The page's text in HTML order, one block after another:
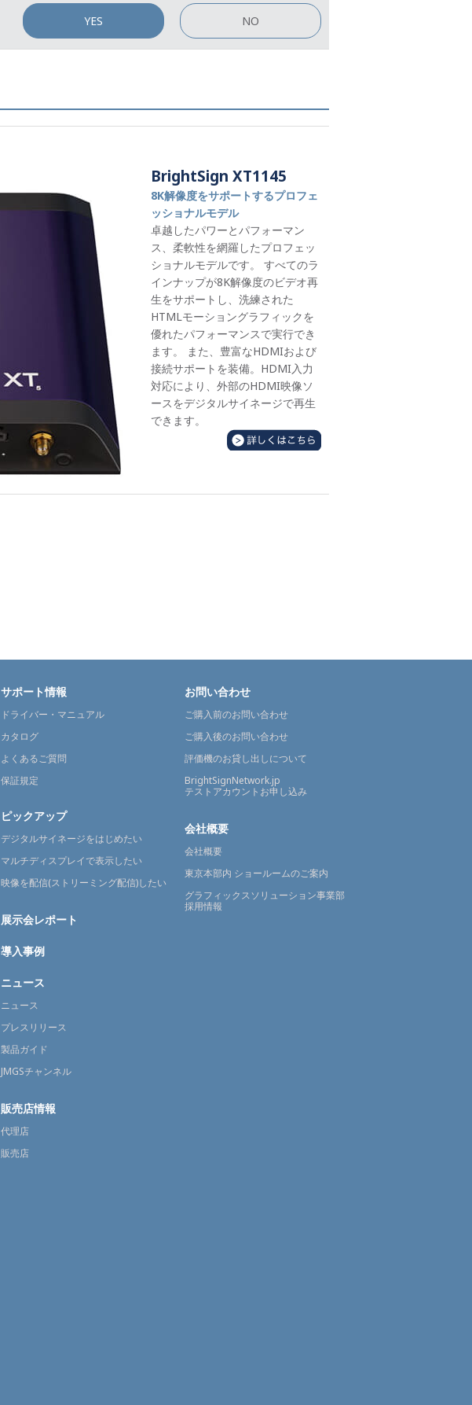
YES NO
BrightSign XT1145
8K解像度をサポートするプロフェ
ッショナルモデル
卓越したパワーとパフォーマン
ス、柔軟性を網羅したプロフェッ
ショナルモデルです。 すべてのラ
インナップが8K解像度のビデオ再
生をサポートし、洗練された
HTMLモーショングラフィックを
優れたパフォーマンスで実行でき
ます。 また、豊富なHDMIおよび
接続サポートを装備。HDMI入力
対応により、外部のHDMI映像ソ
ースをデジタルサイネージで再生
できます。
サポート情報
ドライバー・マニュアル
カタログ
よくあるご質問
保証規定
ピックアップ
デジタルサイネージをはじめたい
マルチディスプレイで表示したい
映像を配信(ストリーミング配信)したい
展示会レポート
導入事例
ニュース
ニュース
プレスリリース
製品ガイド
JMGSチャンネル
販売店情報
代理店
販売店
お問い合わせ
ご購入前のお問い合わせ
ご購入後のお問い合わせ
評価機のお貸し出しについて
BrightSignNetwork.jp
テストアカウントお申し込み
会社概要
会社概要
東京本部内 ショールームのご案内
グラフィックスソリューション事業部
採用情報